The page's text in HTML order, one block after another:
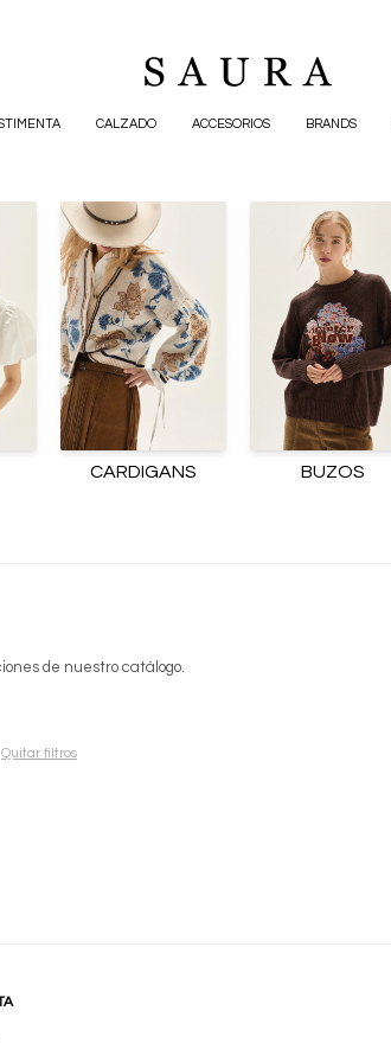
CALZADO ACCESORIOS BRANDS
CARDIGANS BUZOS
de nuestro catálogo.
Quitar filtros